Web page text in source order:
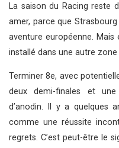
La saison du Racing reste
amer, parce que
aventure européenne. Mais
installé dans une autre
Terminer 8e, avec
deux demi-finales et une
d’anodin. Il y a quelques
comme une réussite
regrets. C’est peut-être le